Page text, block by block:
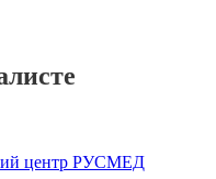
центр РУСМЕД